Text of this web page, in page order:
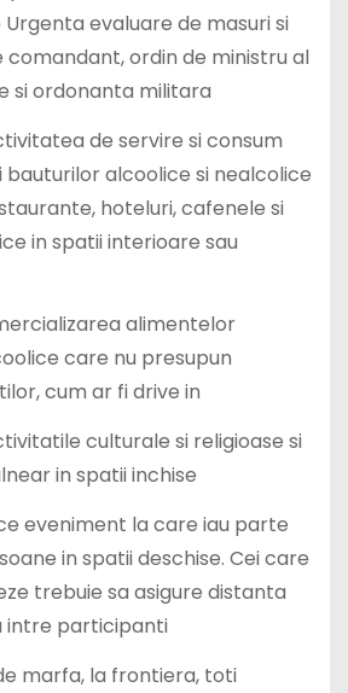
evaluare de masuri si
comandant, ordin de ministru al
si ordonanta militara
de servire si consum
alcoolice si nealcolice
hoteluri, cafenele si
in spatii interioare sau
alimentelor
care nu presupun
cum ar fi drive in
culturale si religioase si
in spatii inchise
eveniment la care iau parte
in spatii deschise. Cei care
trebuie sa asigure distanta
intre participanti
marfa, la frontiera, toti